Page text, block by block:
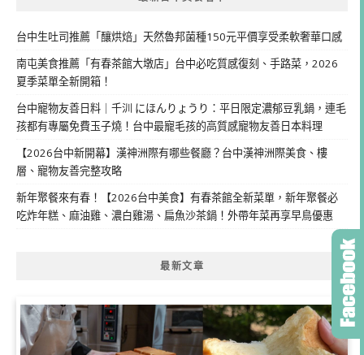
台中生吐司推薦「釀烘焙」天然魯邦菌種150元平價享受柔軟奢華口感
南屯美食推薦「有春茶館大墩店」台中必吃質感復刻、手路菜，2026
夏季菜單全新開箱！
台中寵物友善日料｜千汌 にほんりょうり：平日限定濃郁豆乳鍋，連毛
孩都有專屬免費玉子燒！台中最寵毛孩的高質感寵物友善日本料理
【2026台中新開幕】漢神洲際有哪些餐廳？台中漢神洲際美食、樓
層、寵物友善完整攻略
新年聚餐來有春！【2026台中美食】有春茶館全新菜單，新年聚餐必
吃炸年糕、麻油雞、濃白雞湯、扁魚沙茶鍋！外帶年菜再享早鳥優惠
最新文章